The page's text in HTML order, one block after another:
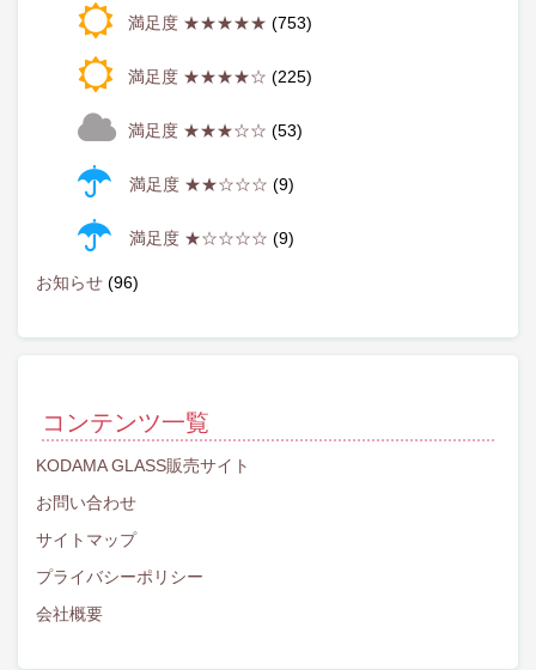
満足度 ★★★★★ (753)
満足度 ★★★★☆ (225)
満足度 ★★★☆☆ (53)
満足度 ★★☆☆☆ (9)
満足度 ★☆☆☆☆ (9)
お知らせ (96)
コンテンツ一覧
KODAMA GLASS販売サイト
お問い合わせ
サイトマップ
プライバシーポリシー
会社概要